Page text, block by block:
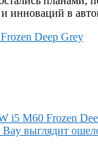
инноваций в
Deep Grey
M60 Frozen
Bay выглядит